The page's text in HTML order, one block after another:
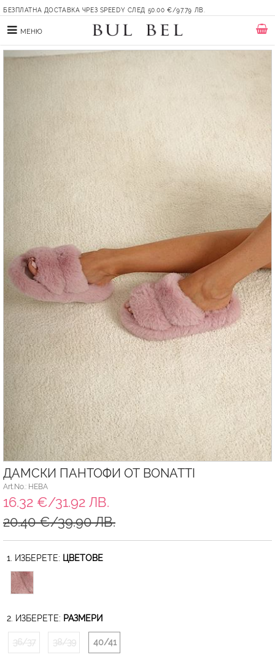
БЕЗПЛАТНА ДОСТАВКА ЧРЕЗ SPEEDY СЛЕД 50.00 €/97.79 ЛВ.
МЕНЮ
ДАМСКИ ПАНТОФИ ОТ BONATTI
Art.No.: HEBA
16.32 €/31.92 ЛВ.
20.40 €/39.90 ЛВ.
1. ИЗБЕРЕТЕ: ЦВЕТОВЕ
2. ИЗБЕРЕТЕ: РАЗМЕРИ
36/37 38/39 40/41